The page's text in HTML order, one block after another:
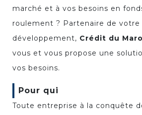
marché et à vos besoins en
roulement ? Partenaire de votre
développement, Crédit du
vous et vous propose une
vos besoins.
Pour qui
Toute entreprise à la conquête